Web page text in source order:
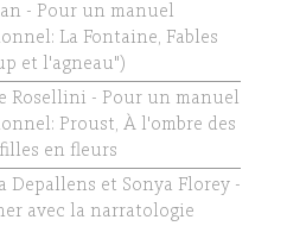
- Pour un manuel
La Fontaine, Fables
et l'agneau")
Rosellini - Pour un manuel
Proust, À l'ombre des
en fleurs
Depallens et Sonya Florey -
avec la narratologie